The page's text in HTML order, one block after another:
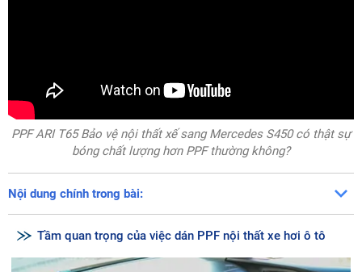
PPF ARI T65 Bảo vệ nội thất xế sang Mercedes S450 có thật sự
bóng chất lượng hơn PPF thường không?
Nội dung chính trong bài:
Tầm quan trọng của việc dán PPF nội thất xe hơi ô tô